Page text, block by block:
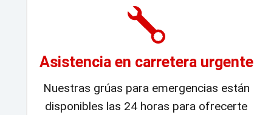
Asistencia en carretera urgente
Nuestras grúas para emergencias están
disponibles las 24 horas para ofrecerte